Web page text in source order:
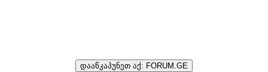
დააწკაპუნეთ აქ: FORUM.GE